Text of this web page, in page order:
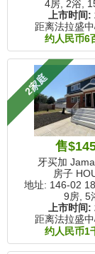
4房, 2浴,
上市时间:
距离法拉盛
约人民币6
2家庭
售
牙买加
房子
地址: 146-02
9房, 5
上市时间:
距离法拉盛
约人民币1